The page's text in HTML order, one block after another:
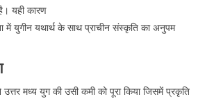
यही कारण
में युगीन यथार्थ के साथ प्राचीन संस्कृति का अनुपम
मध्य युग की उसी कमी को पूरा किया जिसमें प्रकृति